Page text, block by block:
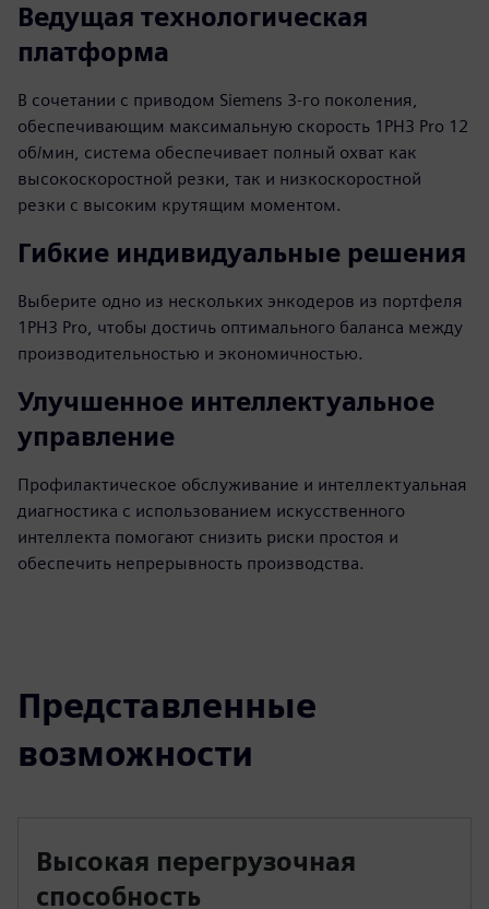
Ведущая технологическая
платформа
В сочетании с приводом Siemens 3-го поколения,
обеспечивающим максимальную скорость 1PH3 Pro 12
об/мин, система обеспечивает полный охват как
высокоскоростной резки, так и низкоскоростной
резки с высоким крутящим моментом.
Гибкие индивидуальные решения
Выберите одно из нескольких энкодеров из портфеля
1PH3 Pro, чтобы достичь оптимального баланса между
производительностью и экономичностью.
Улучшенное интеллектуальное
управление
Профилактическое обслуживание и интеллектуальная
диагностика с использованием искусственного
интеллекта помогают снизить риски простоя и
обеспечить непрерывность производства.
Представленные
возможности
Высокая перегрузочная
способность